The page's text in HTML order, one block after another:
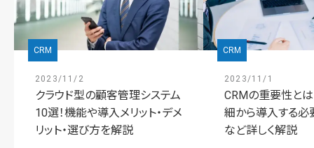
CRM
2023/11/2
クラウド型の顧客管理システム
10選！機能や導入メリット・デメ
リット・選び方を解説
CRM
2023/11/1
CRMの重要性と
細から導入する必
など詳しく解説